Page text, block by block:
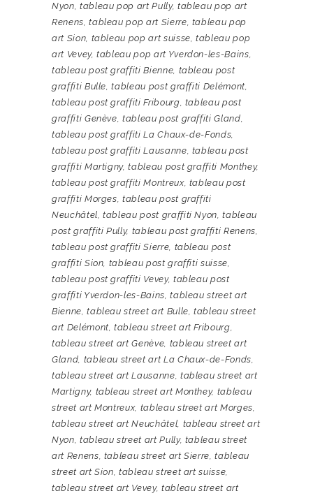
Nyon, tableau pop art Pully, tableau pop art
Renens,tableau pop art Sierre, tableau pop
art Sion, tableau pop art suisse,tableau pop
art Vevey,tableau pop art Yverdon-les-Bains,
tableau post graffiti Bienne, tableau post
graffiti Bulle,tableau post graffiti Delémont,
tableau post graffiti Fribourg, tableau post
graffiti Genève,tableau post graffiti Gland,
tableau post graffiti La Chaux-de-Fonds,
tableau post graffiti Lausanne, tableau post
graffiti Martigny,tableau post graffiti Monthey,
tableau post graffiti Montreux, tableau post
graffiti Morges,tableau post graffiti
Neuchâtel,tableau post graffiti Nyon,tableau
post graffiti Pully, tableau post graffiti Renens,
tableau post graffiti Sierre, tableau post
graffiti Sion, tableau post graffiti suisse,
tableau post graffiti Vevey, tableau post
graffiti Yverdon-les-Bains,tableau street art
Bienne,tableau street art Bulle,tableau street
art Delémont,tableau street art Fribourg,
tableau street art Genève, tableau street art
Gland, tableau street art La Chaux-de-Fonds,
tableau street art Lausanne, tableau street art
Martigny, tableau street art Monthey, tableau
street art Montreux, tableau street art Morges,
tableau street art Neuchâtel, tableau street art
Nyon, tableau street art Pully, tableau street
art Renens, tableau street art Sierre,tableau
street art Sion,tableau street art suisse,
tableau street art Vevey, tableau street art